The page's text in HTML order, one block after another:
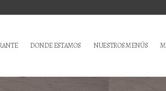
DONDE ESTAMOS NUESTROS MENÚS